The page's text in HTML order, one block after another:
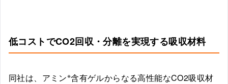
低コストでCO2回収・分離を実現する吸収材料
同社は、アミン※含有ゲルからなる高性能なCO2吸収材